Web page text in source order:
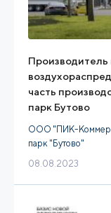
часть
парк Бутово
ООО "ПИК-
парк "Бутово"
08.08.2023